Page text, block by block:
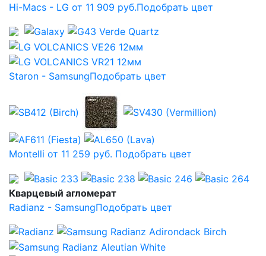
Hi-Macs - LG от 11 909 руб.Подобрать цвет
Staron - SamsungПодобрать цвет
Montelli от 11 259 руб. Подобрать цвет
Кварцевый агломерат
Radianz - SamsungПодобрать цвет